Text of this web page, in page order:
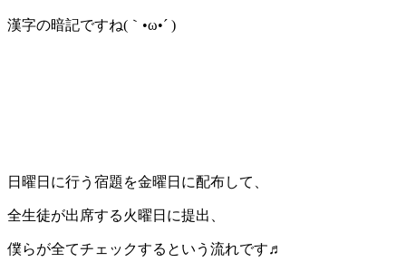
漢字の暗記ですね(｀•ω•´ )
日曜日に行う宿題を金曜日に配布して、
全生徒が出席する火曜日に提出、
僕らが全てチェックするという流れです♬